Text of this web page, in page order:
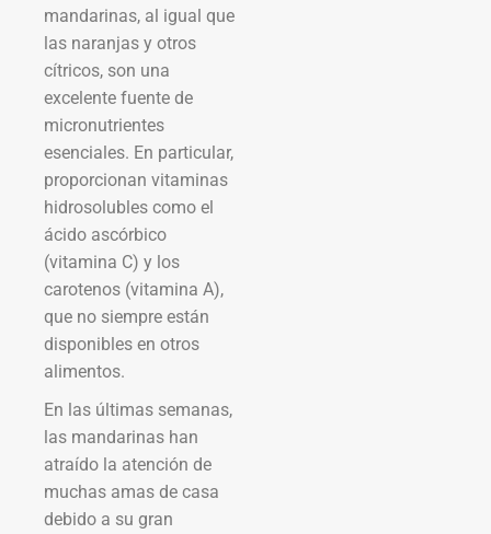
mandarinas, al igual que
las naranjas y otros
cítricos, son una
excelente fuente de
micronutrientes
esenciales. En particular,
proporcionan vitaminas
hidrosolubles como el
ácido ascórbico
(vitamina C) y los
carotenos (vitamina A),
que no siempre están
disponibles en otros
alimentos.
En las últimas semanas,
las mandarinas han
atraído la atención de
muchas amas de casa
debido a su gran